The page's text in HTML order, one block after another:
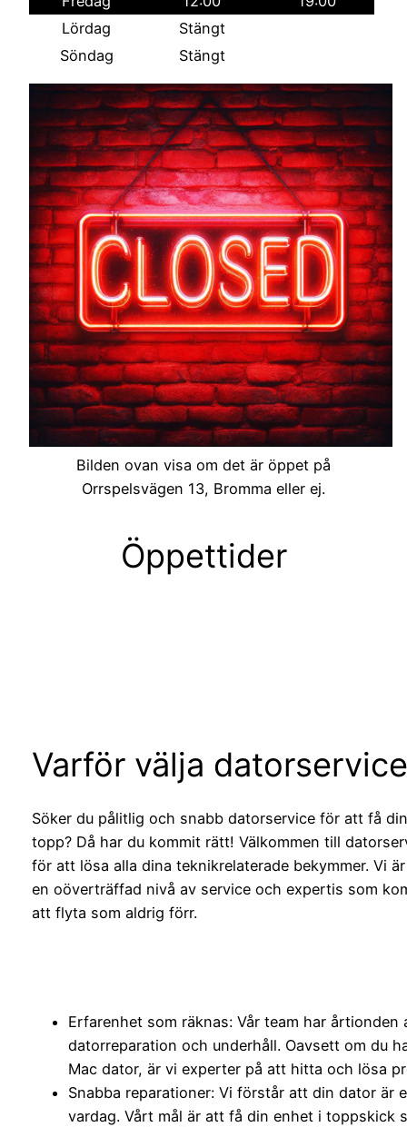
Lördag
Stängt
Söndag
Stängt
Bilden ovan visa om det är öppet på
Orrspelsvägen 13, Bromma eller ej.
Öppettider
Varför välja
Söker du pålitlig och snabb datorservice för att få
topp? Då har du kommit rätt! Välkommen till
för att lösa alla dina teknikrelaterade bekymmer. Vi
en oöverträffad nivå av service och expertis som
att flyta som aldrig förr.
Erfarenhet som räknas: Vår team har årtionden
datorreparation och underhåll. Oavsett om du
Mac dator, är vi experter på att hitta och lösa
Snabba reparationer: Vi förstår att din dator är
vardag. Vårt mål är att få din enhet i toppskick